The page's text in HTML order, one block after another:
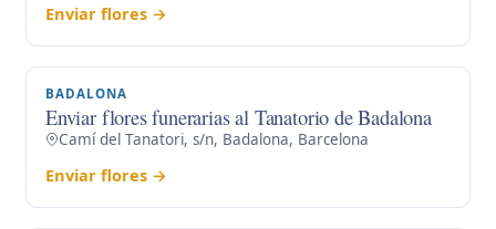
Enviar flores →
BADALONA
Enviar flores funerarias al Tanatorio de Badalona
Camí del Tanatori, s/n, Badalona, Barcelona
Enviar flores →